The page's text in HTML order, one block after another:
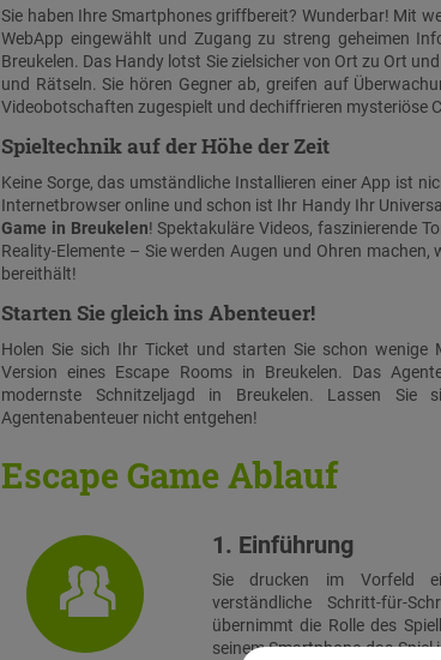
Sie haben Ihre Smartphones griffbereit? Wunderbar! Mit
WebApp eingewählt und Zugang zu streng geheimen
Breukelen. Das Handy lotst Sie zielsicher von Ort zu Ort
und Rätseln. Sie hören Gegner ab, greifen auf
Videobotschaften zugespielt und dechiffrieren mysteriöse
Spieltechnik auf der Höhe der Zeit
Keine Sorge, das umständliche Installieren einer App ist
Internetbrowser online und schon ist Ihr Handy Ihr
Game in Breukelen! Spektakuläre Videos, faszinierende
Reality-Elemente – Sie werden Augen und Ohren machen,
bereithält!
Starten Sie gleich ins Abenteuer!
Holen Sie sich Ihr Ticket und starten Sie schon wenige
Version eines Escape Rooms in Breukelen. Das
modernste Schnitzeljagd in Breukelen. Lassen Sie
Agentenabenteuer nicht entgehen!
Escape Game Ablauf
1. Einführung
Sie drucken im Vorfeld
verständliche Schritt-für-
übernimmt die Rolle des
seinem Smartphone das